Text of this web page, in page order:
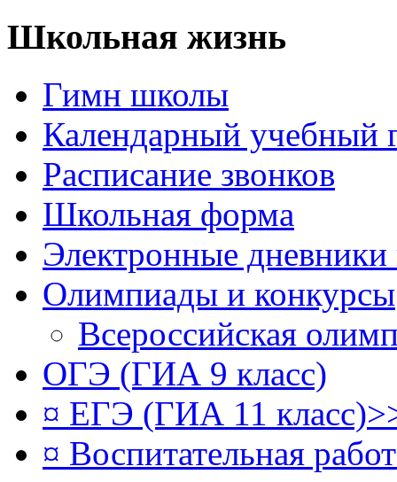
Школьная жизнь
Гимн школы
Календарный учебный
Расписание звонков
Школьная форма
Электронные
Олимпиады и конкурсы
Всероссийская
ОГЭ (ГИА 9 класс)
¤ ЕГЭ (ГИА 11
¤ Воспитательная